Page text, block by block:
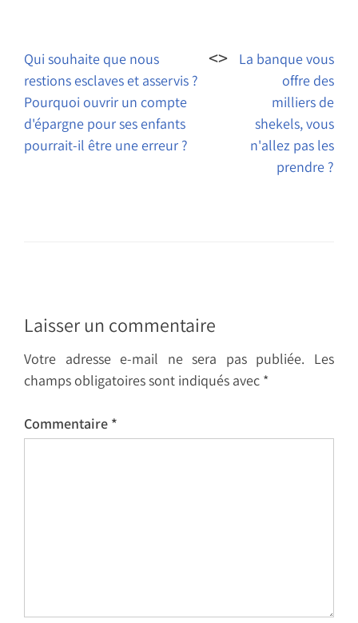
de
l’article
Qui souhaite que nous
restions esclaves et asservis ?
Pourquoi ouvrir un compte
d'épargne pour ses enfants
pourrait-il être une erreur ?
La banque vous
offre des
milliers de
shekels, vous
n'allez pas les
prendre ?
Laisser un commentaire
Votre adresse e-mail ne sera pas publiée.
Les
champs obligatoires sont indiqués avec *
Commentaire *